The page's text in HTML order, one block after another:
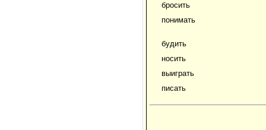
бросить
понимать
будить
носить
выиграть
писать